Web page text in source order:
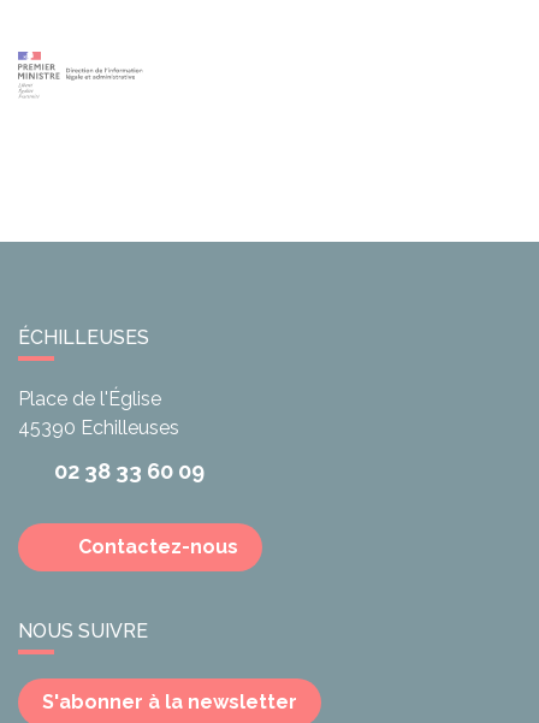
ÉCHILLEUSES
Place de l'Église
45390 Echilleuses
02 38 33 60 09
Contactez-nous
NOUS SUIVRE
S'abonner à la newsletter